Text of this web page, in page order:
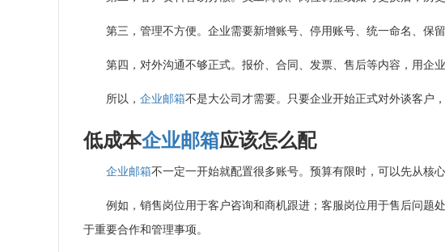
第三，管理不方便。企业需要新增账号、停用账号、统一命名、保
第四，对外沟通不够正式。报价、合同、发票、售后等内容，用企业
所以， 企业邮箱不是大公司才需要。只要企业开始正式对外谈客户
低成本企业邮箱应该怎么配
企业邮箱不一定一开始就配置很多账号。预算有限时，可以先从核心
例如，销售岗位用于客户咨询和商机跟进；客服岗位用于售后问题
于重要合作和管理事项。